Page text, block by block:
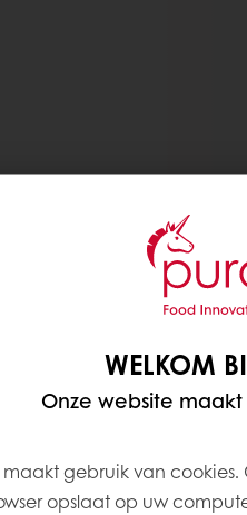
Gram
2.760
WELKOM
Onze website
gebruik van
opslaat op uw